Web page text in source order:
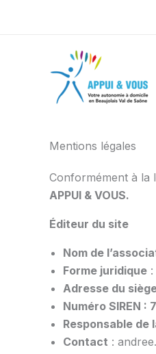
Mentions légales
Conformément à la
APPUI & VOUS.
Éditeur du site
Nom de
Forme juridique
Adresse du
Numéro SIREN :
Responsable de
Contact :